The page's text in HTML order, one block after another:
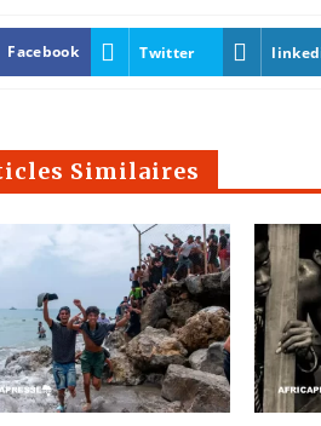
Facebook Twitter
Similaires